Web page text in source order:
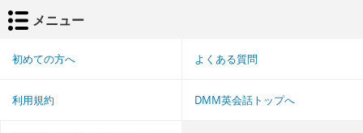
メニュー
初めての方へ よくある質問
利用規約 DMM英会話トップへ